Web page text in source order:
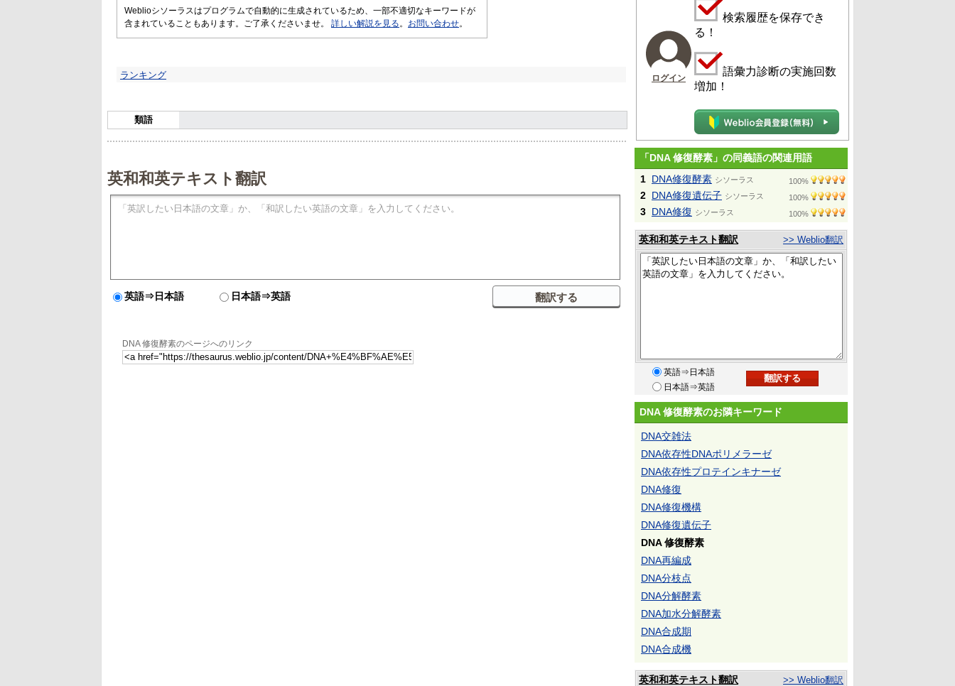
Weblioシソーラスはプログラムで自動的に生成されているため、一部不適切なキーワードが
含まれていることもあります。ご了承くださいませ。 詳しい解説を見る。 お問い合わせ。
ランキング
類語
英和和英テキスト翻訳
英語⇒日本語 日本語⇒英語
DNA 修復酵素のページへのリンク
ログイン
検索履歴を保存でき
る！
語彙力診断の実施回数
増加！
「DNA 修復酵素」の同義語の関連用語
1 DNA修復酵素 シソーラス 100%
2 DNA修復遺伝子 シソーラス 100%
3 DNA修復 シソーラス 100%
英和和英テキスト翻訳 >> Weblio翻訳
英語⇒日本語
日本語⇒英語
DNA 修復酵素のお隣キーワード
DNA交雑法
DNA依存性DNAポリメラーゼ
DNA依存性プロテインキナーゼ
DNA修復
DNA修復機構
DNA修復遺伝子
DNA 修復酵素
DNA再編成
DNA分枝点
DNA分解酵素
DNA加水分解酵素
DNA合成期
DNA合成機
英和和英テキスト翻訳 >> Weblio翻訳